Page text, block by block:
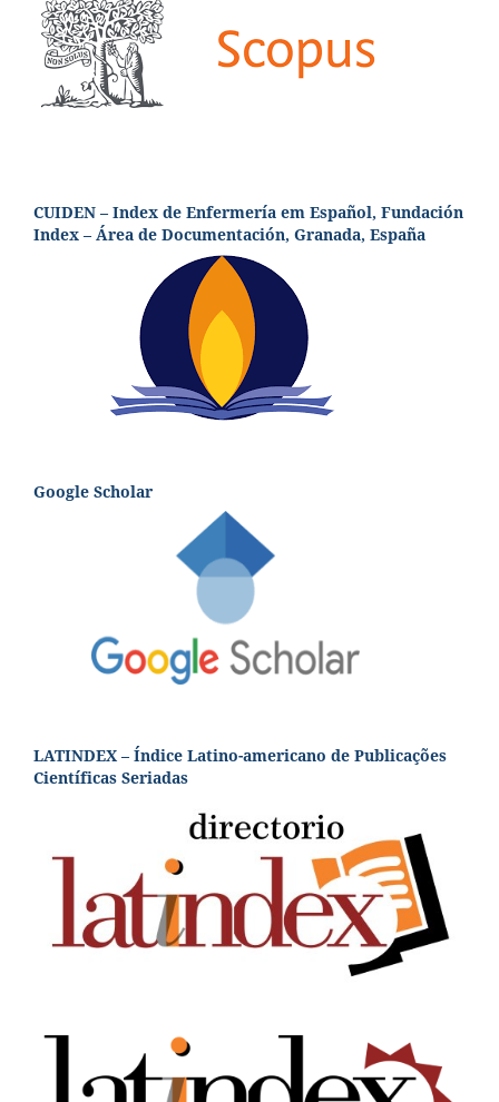
CUIDEN – Index de Enfermería em Español, Fundación
Index – Área de Documentación, Granada, España
Google Scholar
LATINDEX – Índice Latino-americano de Publicações
Científicas Seriadas